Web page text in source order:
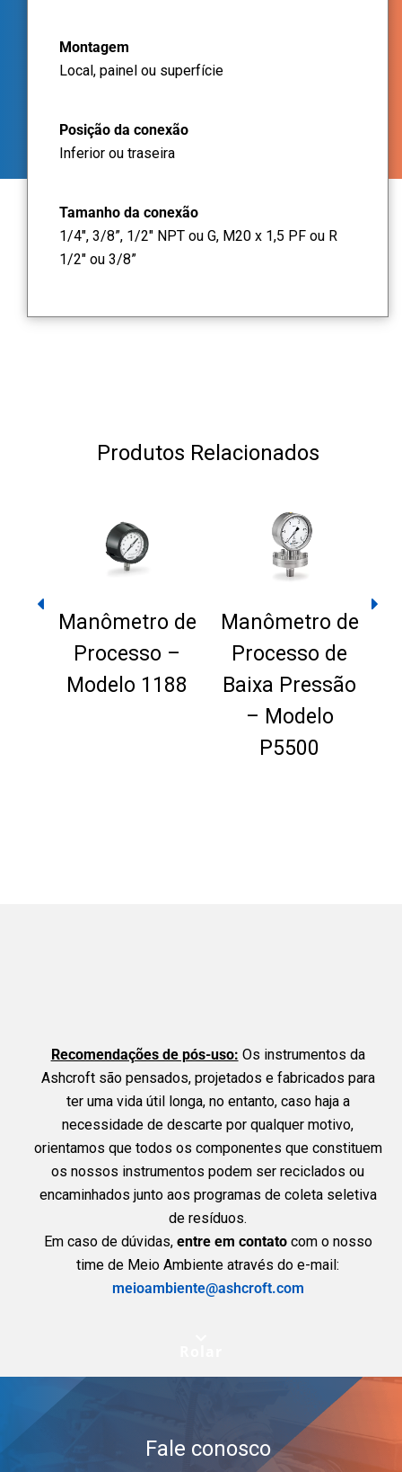
Montagem
Local, painel ou superfície
Posição da conexão
Inferior ou traseira
Tamanho da conexão
1/4", 3/8”, 1/2" NPT ou G, M20 x 1,5 PF ou R
1/2" ou 3/8”
Produtos Relacionados
Manômetro de
Processo –
Modelo 1188
Manômetro de
Processo de
Baixa Pressão
– Modelo
P5500
Recomendações de pós-uso: Os instrumentos da
Ashcroft são pensados, projetados e fabricados para
ter uma vida útil longa, no entanto, caso haja a
necessidade de descarte por qualquer motivo,
orientamos que todos os componentes que constituem
os nossos instrumentos podem ser reciclados ou
encaminhados junto aos programas de coleta seletiva
de resíduos.
Em caso de dúvidas, entre em contatocom o nosso
time de Meio Ambiente através do e-mail:
meioambiente@ashcroft.com
Fale conosco